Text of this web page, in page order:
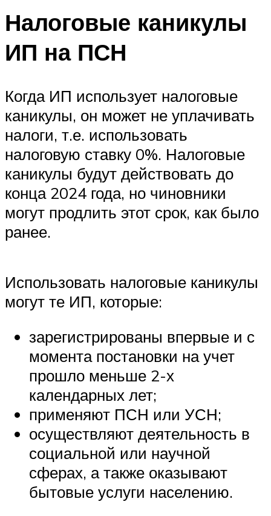
Налоговые каникулы
ИП на ПСН
Когда ИП использует налоговые
каникулы, он может не уплачивать
налоги, т.е. использовать
налоговую ставку 0%. Налоговые
каникулы будут действовать до
конца 2024 года, но чиновники
могут продлить этот срок, как было
ранее.
Использовать налоговые каникулы
могут те ИП, которые:
зарегистрированы впервые и с
момента постановки на учет
прошло меньше 2-х
календарных лет;
применяют ПСН или УСН;
осуществляют деятельность в
социальной или научной
сферах, а также оказывают
бытовые услуги населению.